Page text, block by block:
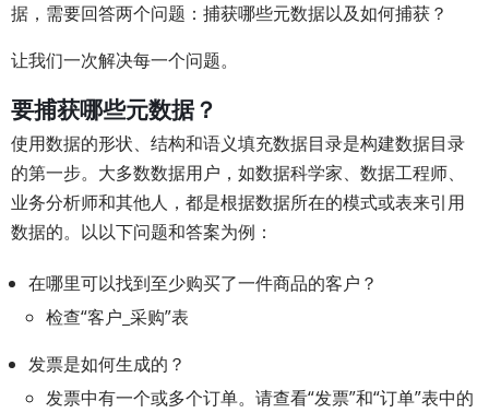
据，需要回答两个问题：捕获哪些元数据以及如何捕获？
让我们一次解决每一个问题。
要捕获哪些元数据？
使用数据的形状、结构和语义填充数据目录是构建数据目录
的第一步。大多数数据用户，如数据科学家、数据工程师、
业务分析师和其他人，都是根据数据所在的模式或表来引用
数据的。以以下问题和答案为例：
在哪里可以找到至少购买了一件商品的客户？
检查“客户_采购”表
发票是如何生成的？
发票中有一个或多个订单。请查看“发票”和“订单”表中的